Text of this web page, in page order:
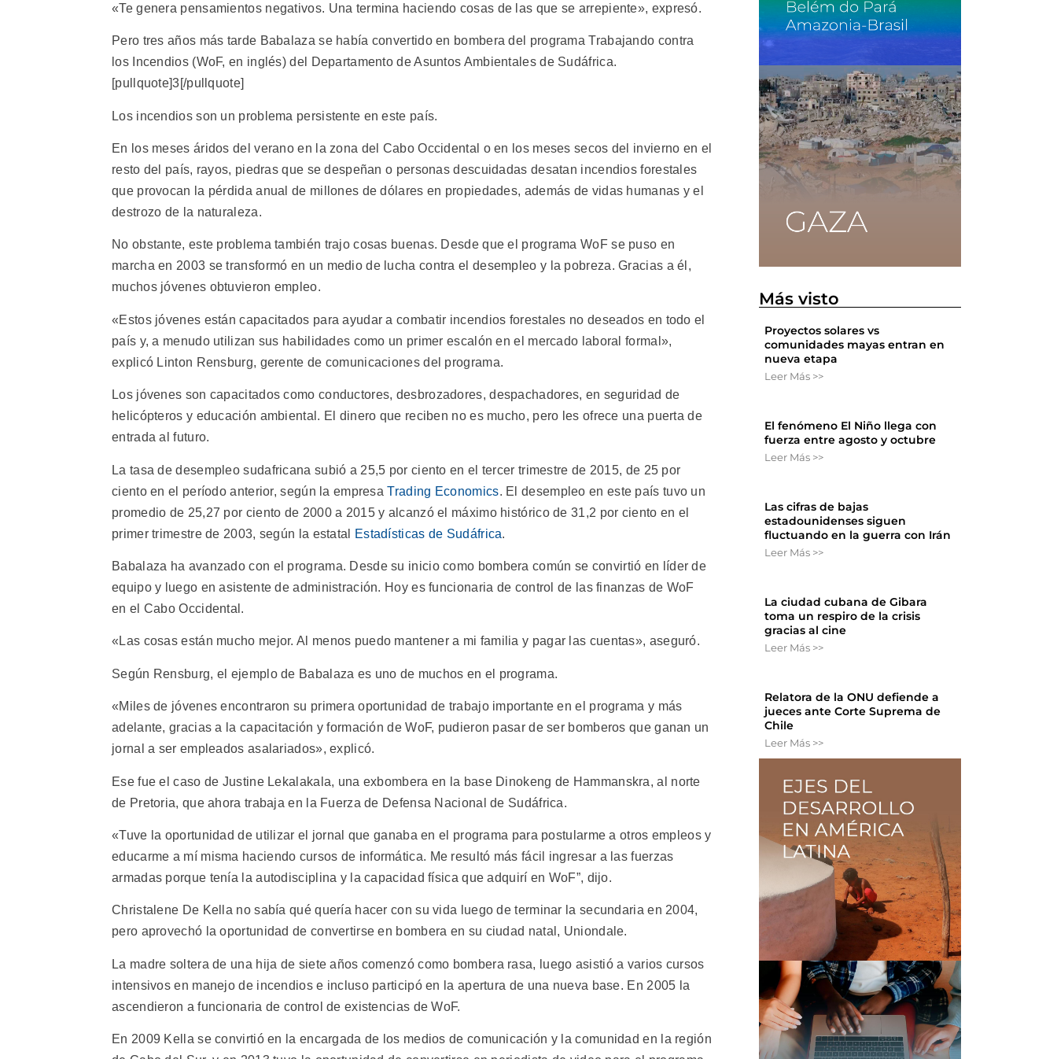
«Te genera pensamientos negativos. Una termina haciendo cosas de las que se arrepiente», expresó.
Pero tres años más tarde Babalaza se había convertido en bombera del programa Trabajando contra
los Incendios (WoF, en inglés) del Departamento de Asuntos Ambientales de Sudáfrica.
[pullquote]3[/pullquote]
Los incendios son un problema persistente en este país.
En los meses áridos del verano en la zona del Cabo Occidental o en los meses secos del invierno en el
resto del país, rayos, piedras que se despeñan o personas descuidadas desatan incendios forestales
que provocan la pérdida anual de millones de dólares en propiedades, además de vidas humanas y el
destrozo de la naturaleza.
No obstante, este problema también trajo cosas buenas. Desde que el programa WoF se puso en
marcha en 2003 se transformó en un medio de lucha contra el desempleo y la pobreza. Gracias a él,
muchos jóvenes obtuvieron empleo.
«Estos jóvenes están capacitados para ayudar a combatir incendios forestales no deseados en todo el
país y, a menudo utilizan sus habilidades como un primer escalón en el mercado laboral formal»,
explicó Linton Rensburg, gerente de comunicaciones del programa.
Los jóvenes son capacitados como conductores, desbrozadores, despachadores, en seguridad de
helicópteros y educación ambiental. El dinero que reciben no es mucho, pero les ofrece una puerta de
entrada al futuro.
La tasa de desempleo sudafricana subió a 25,5 por ciento en el tercer trimestre de 2015, de 25 por
ciento en el período anterior, según la empresa Trading Economics. El desempleo en este país tuvo un
promedio de 25,27 por ciento de 2000 a 2015 y alcanzó el máximo histórico de 31,2 por ciento en el
primer trimestre de 2003, según la estatal
Estadísticas de Sudáfrica.
Babalaza ha avanzado con el programa. Desde su inicio como bombera común se convirtió en líder de
equipo y luego en asistente de administración. Hoy es funcionaria de control de las finanzas de WoF
en el Cabo Occidental.
«Las cosas están mucho mejor. Al menos puedo mantener a mi familia y pagar las cuentas», aseguró.
Según Rensburg, el ejemplo de Babalaza es uno de muchos en el programa.
«Miles de jóvenes encontraron su primera oportunidad de trabajo importante en el programa y más
adelante, gracias a la capacitación y formación de WoF, pudieron pasar de ser bomberos que ganan un
jornal a ser empleados asalariados», explicó.
Ese fue el caso de Justine Lekalakala, una exbombera en la base Dinokeng de Hammanskra, al norte
de Pretoria, que ahora trabaja en la Fuerza de Defensa Nacional de Sudáfrica.
«Tuve la oportunidad de utilizar el jornal que ganaba en el programa para postularme a otros empleos y
educarme a mí misma haciendo cursos de informática. Me resultó más fácil ingresar a las fuerzas
armadas porque tenía la autodisciplina y la capacidad física que adquirí en WoF”, dijo.
Christalene De Kella no sabía qué quería hacer con su vida luego de terminar la secundaria en 2004,
pero aprovechó la oportunidad de convertirse en bombera en su ciudad natal, Uniondale.
La madre soltera de una hija de siete años comenzó como bombera rasa, luego asistió a varios cursos
intensivos en manejo de incendios e incluso participó en la apertura de una nueva base. En 2005 la
ascendieron a funcionaria de control de existencias de WoF.
En 2009 Kella se convirtió en la encargada de los medios de comunicación y la comunidad en la región
Más visto
Proyectos solares vs
comunidades mayas entran en
nueva etapa
Leer Más >>
El fenómeno El Niño llega con
fuerza entre agosto y octubre
Leer Más >>
Las cifras de bajas
estadounidenses siguen
fluctuando en la guerra con Irán
Leer Más >>
La ciudad cubana de Gibara
toma un respiro de la crisis
gracias al cine
Leer Más >>
Relatora de la ONU defiende a
jueces ante Corte Suprema de
Chile
Leer Más >>